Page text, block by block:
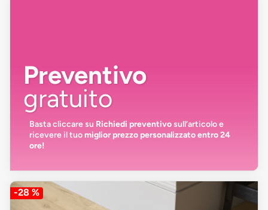
Preventivo
gratuito
Basta cliccare su Richiedi preventivosull’articolo e
ricevere il tuomiglior prezzo personalizzato entro 24
ore!
-28 %